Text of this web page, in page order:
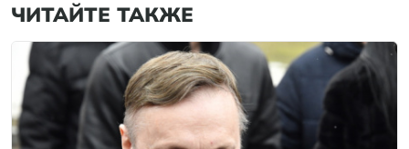
ЧИТАЙТЕ ТАКЖЕ